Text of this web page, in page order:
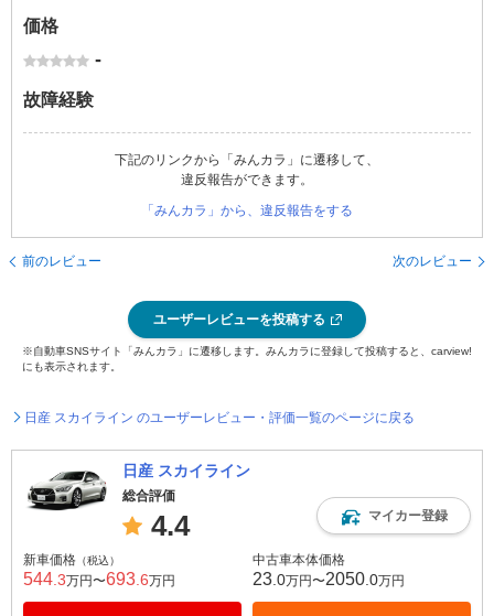
価格
-
故障経験
下記のリンクから「みんカラ」に遷移して、
違反報告ができます。
「みんカラ」から、違反報告をする
前のレビュー 次のレビュー
ユーザーレビューを投稿する
※自動車SNSサイト「みんカラ」に遷移します。みんカラに登録して投稿すると、carview!
にも表示されます。
日産 スカイライン のユーザーレビュー・評価一覧のページに戻る
日産 スカイライン
総合評価
4.4 マイカー登録
新車価格 （税込）
544 .3万円〜693 .6万円
中古車本体価格
23 .0万円〜2050 .0万円